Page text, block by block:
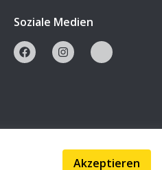
Soziale Medien
Akzeptieren